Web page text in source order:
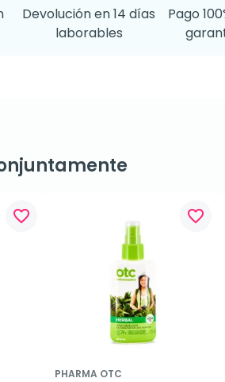
Devolución en 14 días
laborables
Pago
favorite_border favorite_border
PHARMA OTC